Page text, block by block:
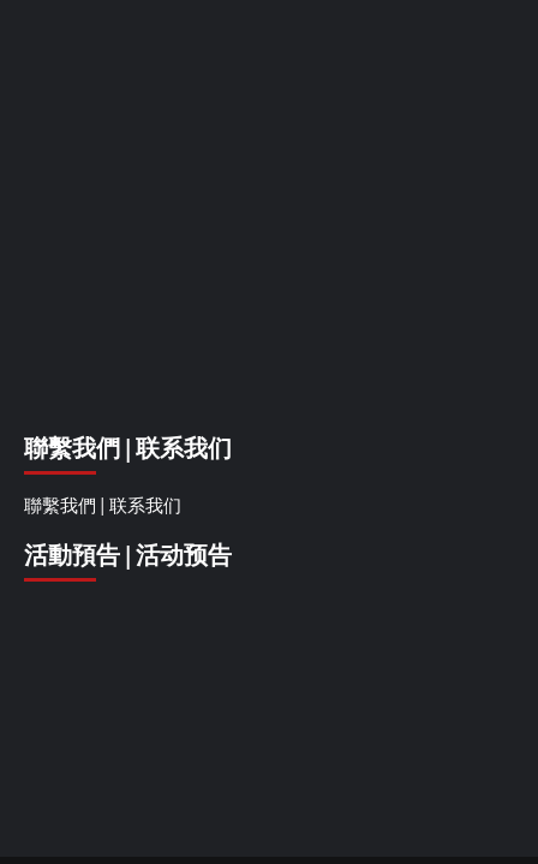
聯繫我們 | 联系我们
聯繫我們 | 联系我们
活動預告 | 活动预告